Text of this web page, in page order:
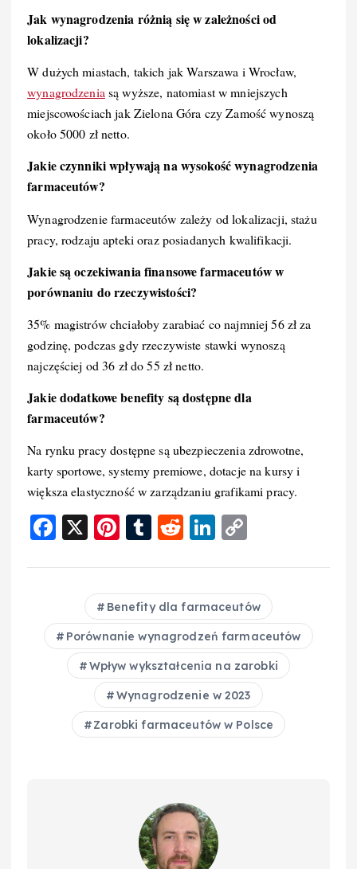
Jak wynagrodzenia różnią się w zależności od
lokalizacji?
W dużych miastach, takich jak Warszawa i Wrocław,
wynagrodzeniasą wyższe, natomiast w mniejszych
miejscowościach jak Zielona Góra czy Zamość wynoszą
około 5000 zł netto.
Jakie czynniki wpływają na wysokość wynagrodzenia
farmaceutów?
Wynagrodzenie farmaceutów zależy od lokalizacji, stażu
pracy, rodzaju apteki oraz posiadanych kwalifikacji.
Jakie są oczekiwania finansowe farmaceutów w
porównaniu do rzeczywistości?
35% magistrów chciałoby zarabiać co najmniej 56 zł za
godzinę, podczas gdy rzeczywiste stawki wynoszą
najczęściej od 36 zł do 55 zł netto.
Jakie dodatkowe benefity są dostępne dla
farmaceutów?
Na rynku pracy dostępne są ubezpieczenia zdrowotne,
karty sportowe, systemy premiowe, dotacje na kursy i
większa elastyczność w zarządzaniu grafikami pracy.
F
c
b
o
o
X
Pi
er
e
st
T
m
bl
r
R
d
di
t
Li
k
e
d
I
n
p
y
Li
n
k
Benefity dla farmaceutów
Porównanie wynagrodzeń farmaceutów
Wpływ wykształcenia na zarobki
Wynagrodzenie w 2023
Zarobki farmaceutów w Polsce